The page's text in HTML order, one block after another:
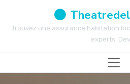
Trouvez une assurance habitation
experts.